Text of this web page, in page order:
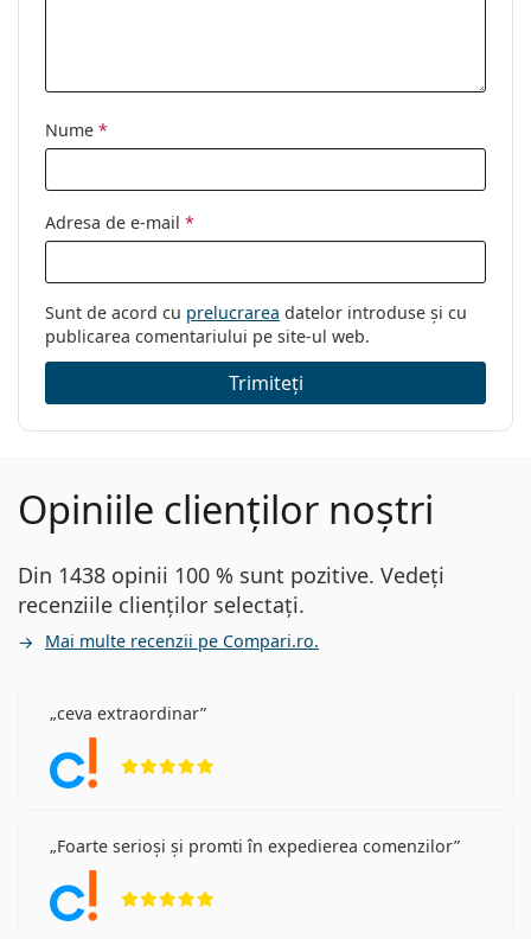
Nume *
Adresa de e-mail *
Sunt de acord cu prelucrarea datelor introduse și cu
publicarea comentariului pe site-ul web.
Trimiteți
Opiniile clienților noștri
Din 1438 opinii 100 % sunt pozitive. Vedeți
recenziile clienților selectați.
Mai multe recenzii pe Compari.ro.
ceva extraordinar
Foarte serioși și promti în expedierea comenzilor